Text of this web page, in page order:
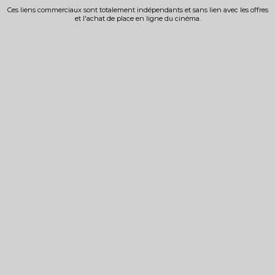
Ces liens commerciaux sont totalement indépendants et sans lien avec les offres
et l'achat de place en ligne du cinéma.